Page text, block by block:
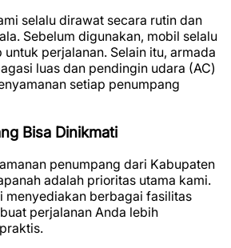
selalu dirawat secara rutin dan
Sebelum digunakan, mobil selalu
perjalanan. Selain itu, armada
luas dan pendingin udara (AC)
setiap penumpang
Bisa Dinikmati
penumpang dari Kabupaten
adalah prioritas utama kami.
menyediakan berbagai fasilitas
perjalanan Anda lebih